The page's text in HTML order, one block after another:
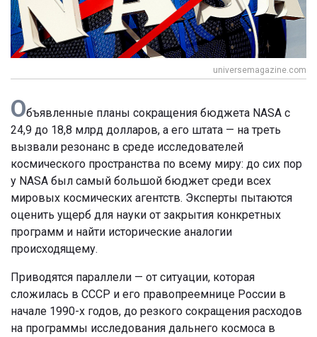
universemagazine.com
Объявленные планы сокращения бюджета NASA с
24,9 до 18,8 млрд долларов, а его штата — на треть
вызвали резонанс в среде исследователей
космического пространства по всему миру: до сих пор
у NASA был самый большой бюджет среди всех
мировых космических агентств. Эксперты пытаются
оценить ущерб для науки от закрытия конкретных
программ и найти исторические аналогии
происходящему.
Приводятся параллели — от ситуации, которая
сложилась в СССР и его правопреемнице России в
начале 1990-х годов, до резкого сокращения расходов
на программы исследования дальнего космоса в